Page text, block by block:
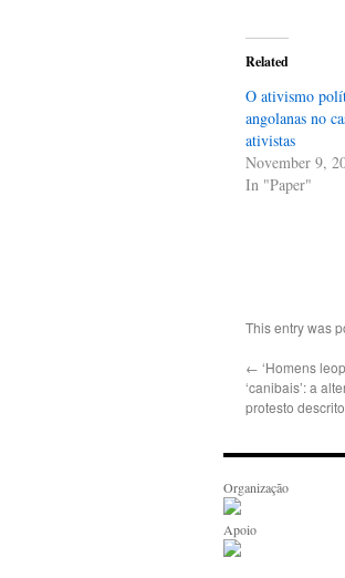
Related
O ativismo
angolanas no
ativistas
November 9,
In "Paper"
This entry was
← ‘Homens
‘canibais’: a
protesto
Organização
Apoio